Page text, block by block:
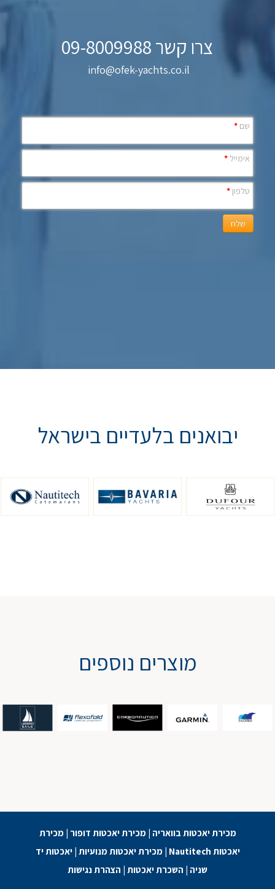
צרו קשר 09-8009988
info@ofek-yachts.co.il
שם *
אימייל *
טלפון *
שלח
יבואנים בלעדיים בישראל
מוצרים נוספים
מכירת יאכטות בוואריה | מכירת יאכטות דופור | מכירת
יאכטות Nautitech
| מכירת יאכטות מנועיות |יאכטות יד
שניה | השכרת יאכטות | הצהרת נגישות